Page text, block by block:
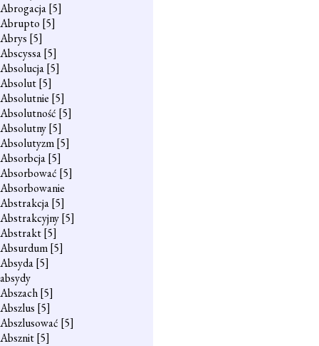
Abrogacja[5]
Abrupto [5]
Abrys [5]
Abscyssa[5]
Absolucja[5]
Absolut[5]
Absolutnie [5]
Absolutność [5]
Absolutny[5]
Absolutyzm[5]
Absorbcja[5]
Absorbować [5]
Absorbowanie
Abstrakcja[5]
Abstrakcyjny[5]
Abstrakt[5]
Absurdum[5]
Absyda[5]
absydy
Abszach[5]
Abszlus [5]
Abszlusować [5]
Absznit[5]